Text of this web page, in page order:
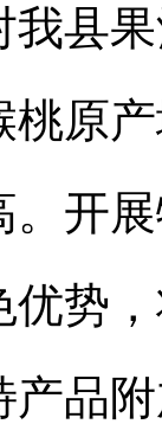
我县
桃原
。开
优势
产品